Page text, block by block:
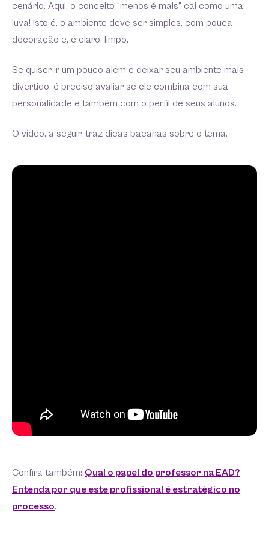
cenário. Aqui, o conceito “menos é mais” cai como uma
luva! Isto é, o ambiente deve ser simples, com pouca
decoração e, é claro, limpo.
Se quiser ir um pouco além e deixar seu ambiente mais
divertido, é preciso avaliar se ele combina com sua
personalidade e também com o perfil de seus alunos.
O vídeo, a seguir, traz dicas bacanas sobre o tema.
Confira também: Qual o papel do professor na EAD?
Entenda por que este profissional é estratégico no
processo.